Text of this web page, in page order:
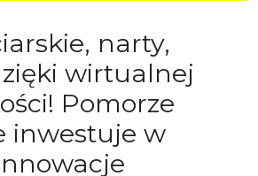
narty,
wirtualnej
Pomorze
inwestuje w